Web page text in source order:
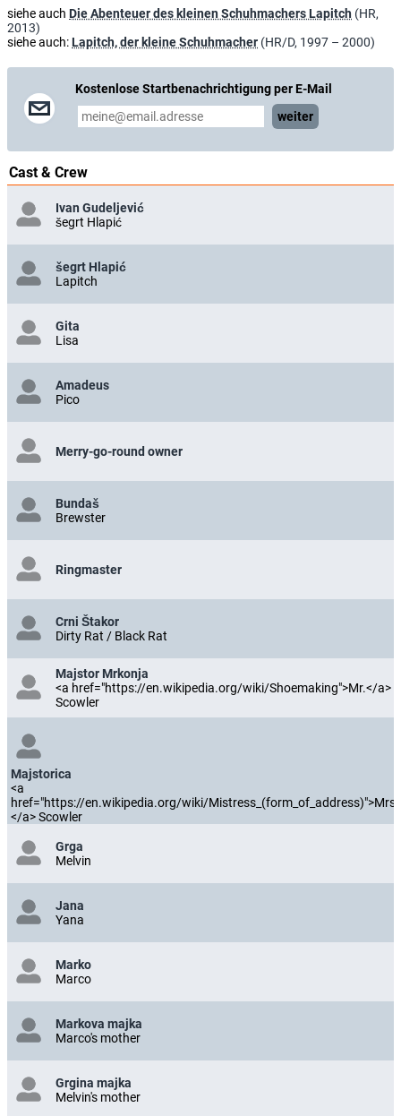
siehe auch Die Abenteuer des kleinen Schuhmachers Lapitch (HR,
2013)
siehe auch:Lapitch, der kleine Schuhmacher (HR/D, 1997 – 2000)
Kostenlose Startbenachrichtigung per E-Mail
weiter
Cast & Crew
Ivan Gudeljević
šegrt Hlapić
šegrt Hlapić
Lapitch
Gita
Lisa
Amadeus
Pico
Merry-go-round owner
Bundaš
Brewster
Ringmaster
Crni Štakor
Dirty Rat / Black Rat
Majstor Mrkonja
<a href="https://en.wikipedia.org/wiki/Shoemaking">Mr.</a>
Scowler
Majstorica
<a
href="https://en.wikipedia.org/wiki/Mistress_(form_of_address)">Mrs.
</a> Scowler
Grga
Melvin
Jana
Yana
Marko
Marco
Markova majka
Marco's mother
Grgina majka
Melvin's mother